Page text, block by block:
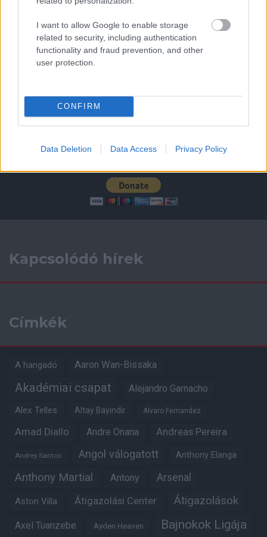
I want to allow Google to enable storage
related to security, including authentication
functionality and fraud prevention, and other
user protection.
CONFIRM
Data Deletion Data Access Privacy Policy
Leeds Unitedvs Manchester United2026-08-12 20:30
Manchester United 2026-08-15 18:00
Támogatás
Támogasd adományoddal
Kapcsolódó hírek
Címkék
A hangadó Aaron Wan-Bissaka
Akadémiai csapat Alejandro Garnacho
Alex Telles Altay Bayindir Alvaro Fernandez
Amad Diallo Andre Onana Andreas Pereira
Andrey Santos Angol válogatott Anthony Elanga
Anthony Martial Antony Arsenal
Aston Villa Átigazolási Center Átigazolások
Axel Tuanzebe Ayden Heaven Bajnokok Ligája